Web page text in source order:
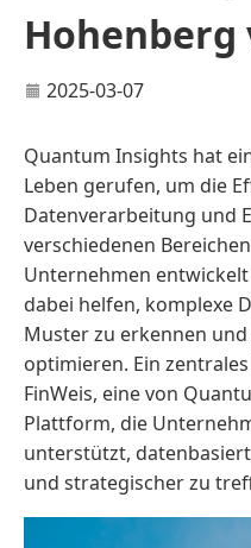
Hohenberg
2025-03-07
Quantum Insights hat
Leben gerufen, um die
Datenverarbeitung und
verschiedenen
Unternehmen
dabei helfen, komplexe
Muster zu erkennen
optimieren. Ein
FinWeis, eine von
Plattform, die
unterstützt,
und strategischer zu